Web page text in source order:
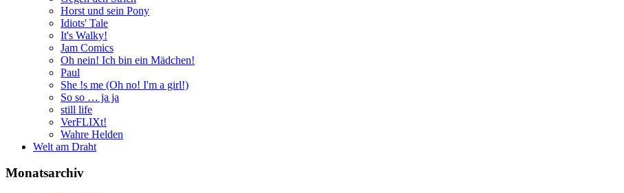
Horst und sein Pony
Idiots' Tale
It's Walky!
Jam Comics
Oh nein! Ich bin ein Mädchen!
Paul
She !s me (Oh no! I'm a girl!)
So so … ja ja
still life
VerFLIXt!
Wahre Helden
Welt am Draht
Monatsarchiv